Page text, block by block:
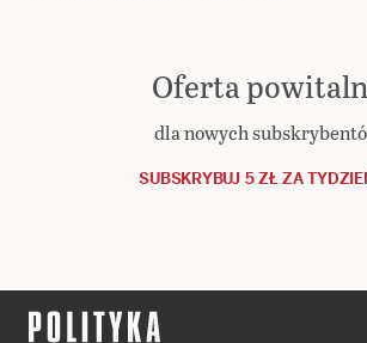
Oferta
dla nowych
SUBSKRYBUJ 5 ZŁ ZA